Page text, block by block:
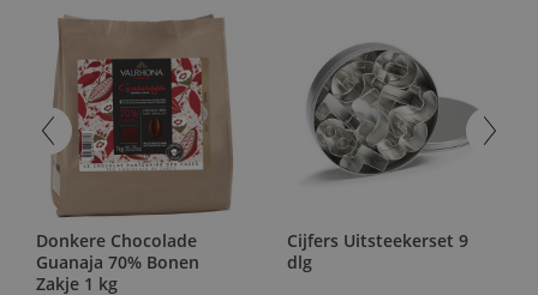
Donkere Chocolade
Guanaja 70% Bonen
Zakje 1 kg
Cijfers Uitsteekerset 9
dlg